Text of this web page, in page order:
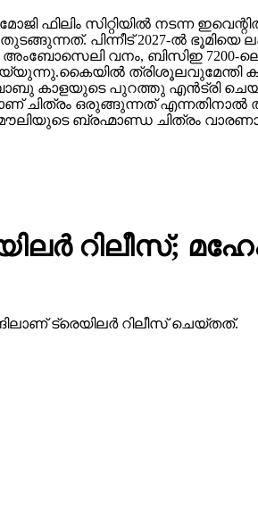
സിറ്റിയിൽ നടന്ന
പിന്നീട് 2027-ല്‍
വനം, ബിസിഇ 7200-ലെ
ത്രിശൂലവുമേന്തി
കാളയുടെ പുറത്തു എൻട്രി
ഒരുങ്ങുന്നത് എന്നതിനാല്‍
ബ്രഹ്മാണ്ഡ ചിത്രം
റിലീസ്;
ട്രെയിലര്‍ റിലീസ് ചെയ്തത്.